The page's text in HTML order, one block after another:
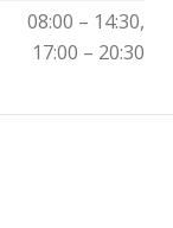
08:00 – 14:30,
17:00 – 20:30